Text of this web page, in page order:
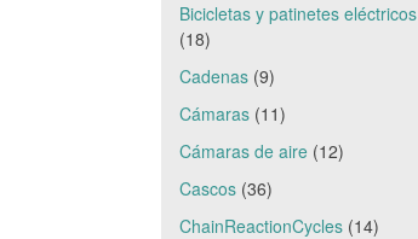
Bicicletas y patinetes eléctricos
(18)
Cadenas(9)
Cámaras(11)
Cámaras de aire(12)
Cascos(36)
ChainReactionCycles(14)